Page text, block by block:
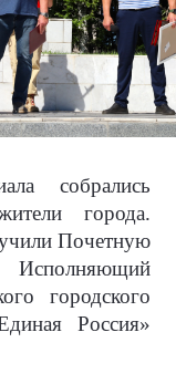
собрались
города.
Почетную
Исполняющий
городского
Россия»